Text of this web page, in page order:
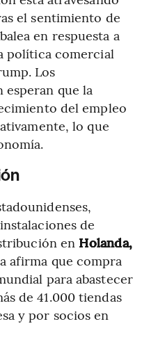
el sentimiento de
en respuesta a
política comercial
Los
esperan que la
del empleo
lo que
de
en Holanda,
afirma que compra
para abastecer
de 41.000 tiendas
y por socios en